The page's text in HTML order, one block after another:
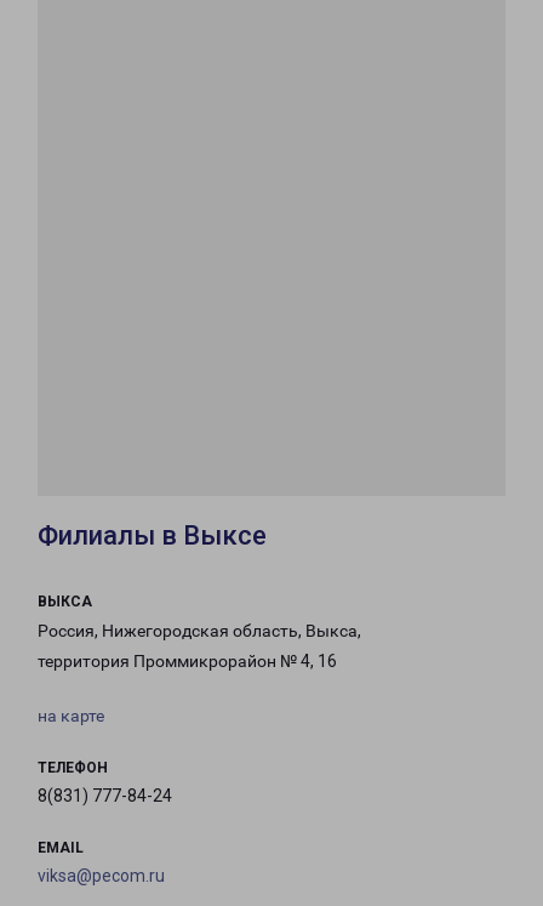
Филиалы в Выксе
ВЫКСА
Россия, Нижегородская область, Выкса,
территория Проммикрорайон № 4, 16
на карте
ТЕЛЕФОН
8(831) 777-84-24
EMAIL
viksa@pecom.ru